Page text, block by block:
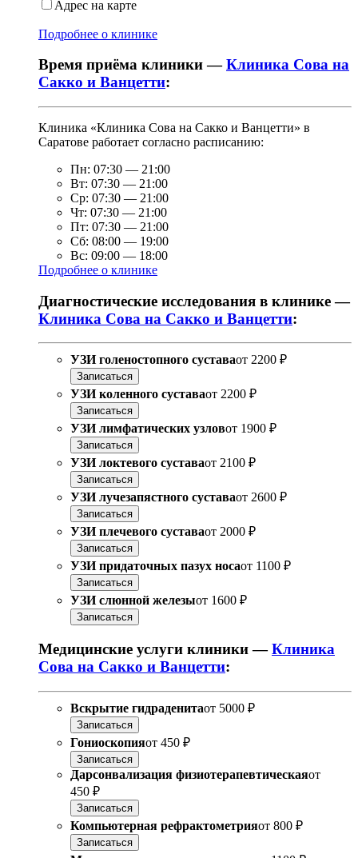
Адрес на карте
Подробнее о клинике
Время приёма клиники —Клиника Сова на
Сакко и Ванцетти:
Клиника «Клиника Сова на Сакко и Ванцетти» в
Саратове работает согласно расписанию:
Пн: 07:30 — 21:00
Вт: 07:30 — 21:00
Ср: 07:30 — 21:00
Чт: 07:30 — 21:00
Пт: 07:30 — 21:00
Сб: 08:00 — 19:00
Вс: 09:00 — 18:00
Подробнее о клинике
Диагностические исследования в клинике —
Клиника Сова на Сакко и Ванцетти:
УЗИ голеностопного суставаот 2200 ₽
Записаться
УЗИ коленного суставаот 2200 ₽
Записаться
УЗИ лимфатических узловот 1900 ₽
Записаться
УЗИ локтевого суставаот 2100 ₽
Записаться
УЗИ лучезапястного суставаот 2600 ₽
Записаться
УЗИ плечевого суставаот 2000 ₽
Записаться
УЗИ придаточных пазух носаот 1100 ₽
Записаться
УЗИ слюнной железыот 1600 ₽
Записаться
Медицинские услуги клиники —Клиника
Сова на Сакко и Ванцетти:
Вскрытие гидраденитаот 5000 ₽
Записаться
Гониоскопияот 450 ₽
Записаться
Дарсонвализация физиотерапевтическаяот
450 ₽
Записаться
Компьютерная рефрактометрияот 800 ₽
Записаться